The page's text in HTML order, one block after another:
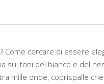
cercare di essere
sui toni del bianco e del
mille onde, coprispalle